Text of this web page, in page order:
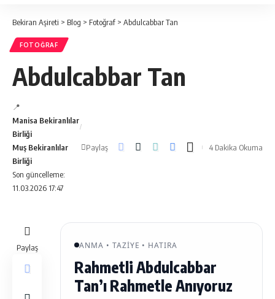
Bekiran Aşireti > Blog > Fotoğraf > Abdulcabbar Tan
FOTOĞRAF
Abdulcabbar Tan
Son güncelleme:
11.03.2026 17:47
📍
Manisa Bekiranlılar
Birliği
Muş Bekiranlılar
Birliği
Paylaş 4 Dakika Okuma
Paylaş ANMA • TAZIYE • HATIRA
Rahmetli Abdulcabbar
Tan’ı Rahmetle Anıyoruz